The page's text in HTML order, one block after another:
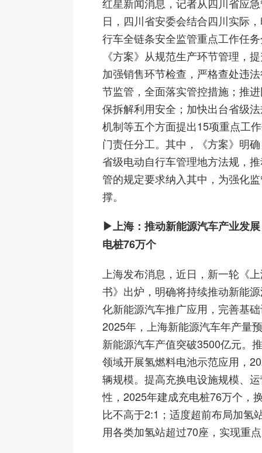
红星新闻消息，记者从四川省应
日，四川省安委会结合四川实际
行车全链条安全监管重点工作任
《方案》从规范生产环节管理，
加强销售环节检查，严格查处违
节监管，全面落实管控措施；推
保拆解利用安全；加快出台省级
机制等五个方面提出15项重点工
门责任分工。其中，《方案》明
省级电动自行车管理地方法规，
管的规定要求纳入其中，为强化
撑。
▶上海：推动新能源汽车产业发
电桩76万个
上海发布消息，近日，新一轮《
书》出炉，明确将持续推动新能
化新能源汽车推广应用，完善基
2025年，上海新能源汽车年产量
新能源汽车产值突破3500亿元。
领域开展氢燃料电池示范应用，
辆规模。提高充换电设施规模、
性，2025年建成充电桩76万个，
比不高于2:1；适度超前布局加氢
用各类加氢站超过70座，实现重